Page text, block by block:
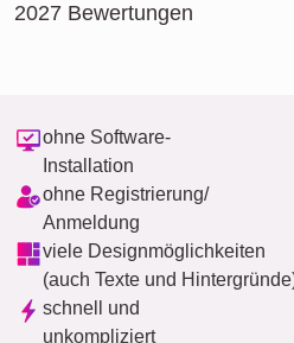
2027 Bewertungen
ohne Software-
Installation
ohne Registrierung/
Anmeldung
viele Designmöglichkeiten
(auch Texte und
schnell und
unkompliziert